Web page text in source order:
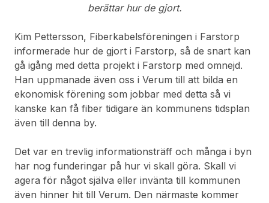
berättar hur de gjort.
Kim Pettersson, Fiberkabelsföreningen i Farstorp
informerade hur de gjort i Farstorp, så de snart kan
gå igång med detta projekt i Farstorp med omnejd.
Han uppmanade även oss i Verum till att bilda en
ekonomisk förening som jobbar med detta så vi
kanske kan få fiber tidigare än kommunens tidsplan
även till denna by.
Det var en trevlig informationsträff och många i byn
har nog funderingar på hur vi skall göra. Skall vi
agera för något själva eller invänta till kommunen
även hinner hit till Verum. Den närmaste kommer